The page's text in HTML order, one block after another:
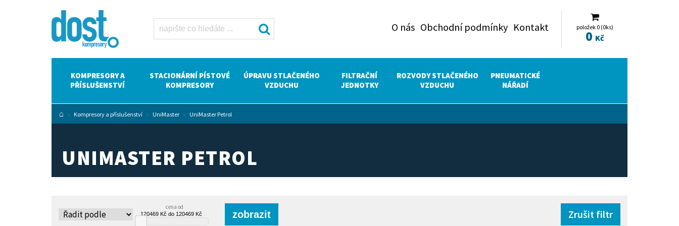
UniMaster
Petrol Dost -
kompresory
Atlas Copco
položek 0 (0ks)
0 Kč
O nás Obchodní podmínky Kontakt
KOMPRESORY A
PŘÍSLUŠENSTVÍ
STACIONÁRNÍ PÍSTOVÉ
KOMPRESORY
ÚPRAVU STLAČENÉHO
VZDUCHU
FILTRAČNÍ
JEDNOTKY
ROZVODY STLAČENÉHO
VZDUCHU
PNEUMATICKÉ
NÁŘADÍ
⌂ » Kompresory a příslušenství » UniMaster » UniMaster Petrol
UNIMASTER PETROL
cena od
Zrušit filtr